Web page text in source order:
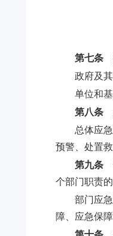
第七条
政府及
单位和
第八条
总体应
预警、处置
第九条
个部门职责的
部门应
障、应急保